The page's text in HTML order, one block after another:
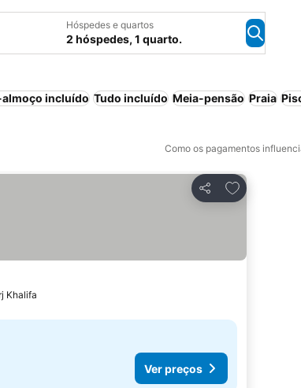
Hóspedes e quartos
2 hóspedes, 1 quarto.
incluído Tudo incluído Meia-pensão Praia
Como os pagamentos
Partilhar
Adicionar
Khalifa
Ver preços